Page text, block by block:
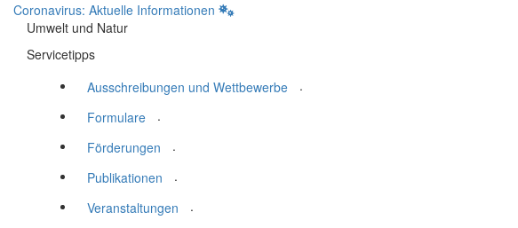
Coronavirus: Aktuelle Informationen
Umwelt und Natur
Servicetipps
Ausschreibungen und Wettbewerbe
.
Formulare
.
Förderungen
.
Publikationen
.
Veranstaltungen
.